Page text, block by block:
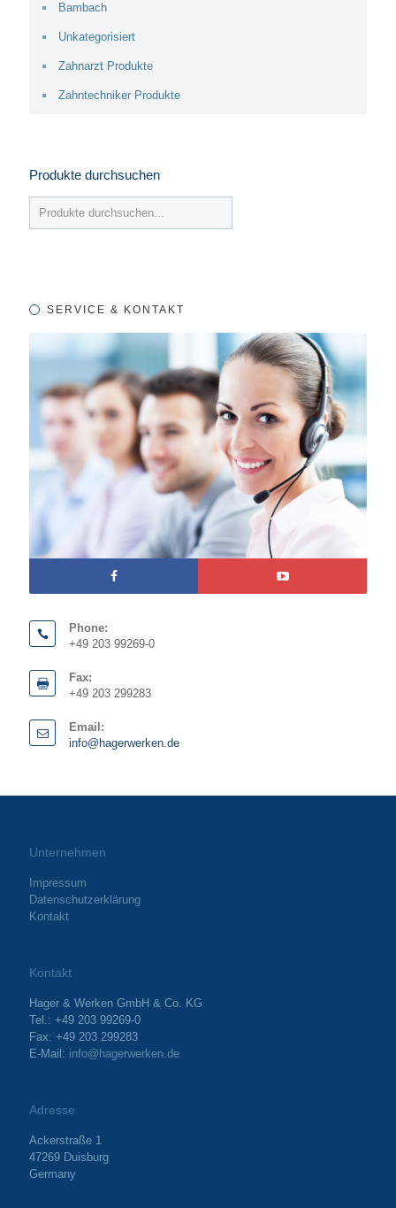
Bambach
Unkategorisiert
Zahnarzt Produkte
Zahntechniker Produkte
Produkte durchsuchen
SERVICE & KONTAKT
Phone:
+49 203 99269-0
Fax:
+49 203 299283
Email:
info@hagerwerken.de
Unternehmen
Impressum
Datenschutzerklärung
Kontakt
Kontakt
Hager & Werken GmbH & Co. KG
Tel.: +49 203 99269-0
Fax: +49 203 299283
E-Mail: info@hagerwerken.de
Adresse
Ackerstraße 1
47269 Duisburg
Germany